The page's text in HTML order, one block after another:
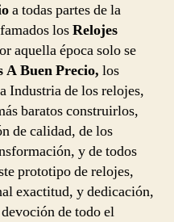
a todas partes de la
losRelojes
aquella época solo se
A Buen Precio, los
Industria de los relojes,
baratos construirlos,
de calidad, de los
y de todos
prototipo de relojes,
exactitud, y dedicación,
de todo el